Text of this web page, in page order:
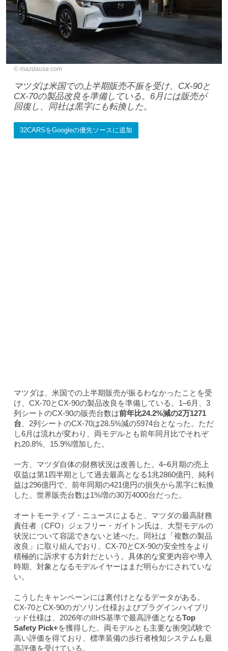
mazdausa.com
マツダは米国での上半期販売不振を受け、CX-90と
CX-70の製品改良を準備している。6月には販売が
回復し、同社は黒字にも転換した。
32CARSをGoogleの優先ソースに追加
マツダは、米国での上半期販売が振るわなかったことを受
け、CX-70とCX-90の製品改良を準備している。1–6月、3
列シートのCX-90の販売台数は前年比24.2%減の2万1271
台 、2列シートのCX-70は28.5%減の5974台となった。ただ
し6月は流れが変わり、両モデルとも前年同月比でそれぞ
れ20.8%、15.9%増加した。
一方、マツダ自体の財務状況は改善した。4–6月期の売上
収益は第1四半期として過去最高となる1兆2860億円、純利
益は296億円で、前年同期の421億円の損失から黒字に転換
した。世界販売台数は1%増の30万4000台だった。
オートモーティブ・ニュースによると、マツダの最高財務
責任者（CFO）ジェフリー・ガイトン氏は、大型モデルの
状況について容認できないと述べた。同社は「複数の製品
改良」に取り組んでおり、CX-70とCX-90の安全性をより
積極的に訴求する方針だという。具体的な変更内容や導入
時期、対象となるモデルイヤーはまだ明らかにされていな
い。
こうしたキャンペーンには裏付けとなるデータがある。
CX-70とCX-90のガソリン仕様およびプラグインハイブリ
ッド仕様は、2026年のIIHS基準で最高評価となるTop
Safety Pick+を獲得した。両モデルとも主要な衝突試験で
高い評価を得ており、標準装備の歩行者検知システムも最
高評価を受けている。